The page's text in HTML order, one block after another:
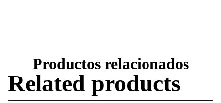
Productos relacionados
Related products